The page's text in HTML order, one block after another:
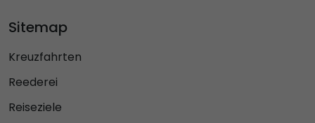
Sitemap
Kreuzfahrten
Reederei
Reiseziele